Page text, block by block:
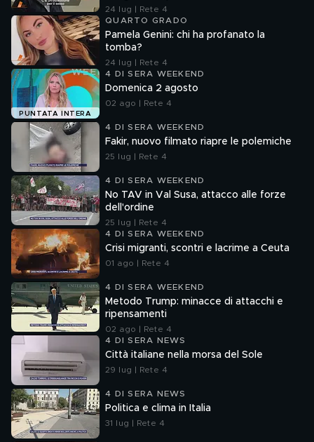
24 lug | Rete 4
QUARTO GRADO
Pamela Genini: chi ha profanato la
tomba?
24 lug | Rete 4
PUNTATA INTERA
4 DI SERA WEEKEND
Domenica 2 agosto
02 ago | Rete 4
4 DI SERA WEEKEND
Fakir, nuovo filmato riapre le polemiche
25 lug | Rete 4
4 DI SERA WEEKEND
No TAV in Val Susa, attacco alle forze
dell'ordine
25 lug | Rete 4
4 DI SERA WEEKEND
Crisi migranti, scontri e lacrime a Ceuta
01 ago | Rete 4
4 DI SERA WEEKEND
Metodo Trump: minacce di attacchi e
ripensamenti
02 ago | Rete 4
4 DI SERA NEWS
Città italiane nella morsa del Sole
29 lug | Rete 4
4 DI SERA NEWS
Politica e clima in Italia
31 lug | Rete 4